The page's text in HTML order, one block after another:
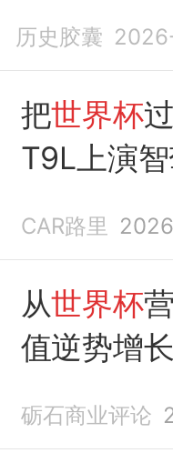
历史胶囊
把世界杯
T9L上演
CAR路里
从世界杯
值逆势增
砺石商业评论